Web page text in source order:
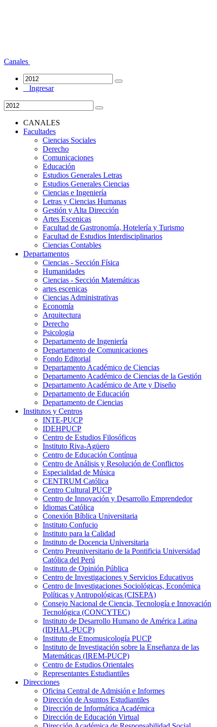
Canales
Ingresar
CANALES
Facultades
Ciencias Sociales
Derecho
Comunicaciones
Educación
Estudios Generales Letras
Estudios Generales Ciencias
Ciencias e Ingeniería
Letras y Ciencias Humanas
Gestión y Alta Dirección
Artes Escenicas
Facultad de Gastronomía, Hotelería y Turismo
Facultad de Estudios Interdisciplinarios
Ciencias Contables
Departamentos
Ciencias - Sección Física
Humanidades
Ciencias - Sección Matemáticas
artes escenicas
Ciencias Administrativas
Economía
Arquitectura
Derecho
Psicologia
Departamento de Ingeniería
Departamento de Comunicaciones
Fondo Editorial
Departamento Académico de Ciencias
Departamento Académico de Ciencias de la Gestión
Departamento Académico de Arte y Diseño
Departamento de Educación
Departamento de Ciencias
Institutos y Centros
INTE-PUCP
IDEHPUCP
Centro de Estudios Filosóficos
Instituto Riva-Agüero
Centro de Educación Contínua
Centro de Análisis y Resolución de Conflictos
Especialidad de Música
CENTRUM Católica
Centro Cultural PUCP
Centro de Innovación y Desarrollo Emprendedor
Idiomas Católica
Conexión Bíblica Universitaria
Instituto Confucio
Instituto para la Calidad
Instituto de Docencia Universitaria
Centro Preuniversitario de la Pontificia Universidad
Católica del Perú
Instituto de Opinión Pública
Centro de Investigaciones y Servicios Educativos
Centro de Investigaciones Sociológicas, Económica
Políticas y Antropológicas (CISEPA)
Consejo Nacional de Ciencia, Tecnología e Innovación
Tecnológica (CONCYTEC)
Instituto de Desarrollo Humano de América Latina
(IDHAL-PUCP)
Instituto de Etnomusicología PUCP
Instituto de Investigación sobre la Enseñanza de las
Matemáticas (IREM-PUCP)
Centro de Estudios Orientales
Representantes Estudiantiles
Direcciones
Oficina Central de Admisión e Informes
Dirección de Asuntos Estudiantiles
Dirección de Informática Académica
Dirección de Educación Virtual